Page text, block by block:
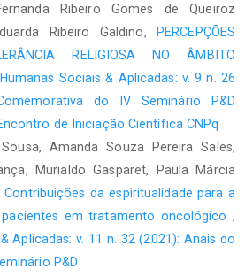
Ribeiro Gomes de Queiroz
Ribeiro Galdino,
PERCEPÇÕES
RELIGIOSA NO ÂMBITO
Humanas Sociais & Aplicadas: v. 9 n. 26
do IV Seminário P&D
de Iniciação Científica CNPq
Amanda Souza Pereira Sales,
Murialdo Gasparet, Paula Márcia
Contribuições da espiritualidade para a
em tratamento oncológico ,
Aplicadas: v. 11 n. 32 (2021): Anais do
P&D